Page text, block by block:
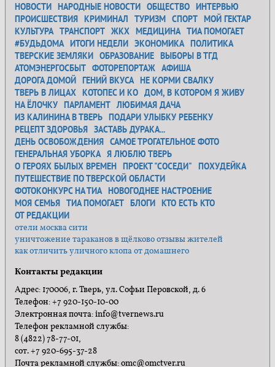
НОВОСТИ НАРОДНЫЕ НОВОСТИ ОБЩЕСТВО ИНТЕРВЬЮ
ПРОИСШЕСТВИЯ КРИМИНАЛ ТУРИЗМ СПОРТ МОЙ ГЕКТАР
КУЛЬТУРА ТРАНСПОРТ ЖКХ МЕДИЦИНА ТИА ПОМОГАЕТ
#БУДЬДОМА ИТОГИ НЕДЕЛИ ЭКОНОМИКА ПОЛИТИКА
ТВЕРСКИЕ ЗЕМЛЯКИ ОБРАЗОВАНИЕ ВЫБОРЫ В ТГД
АТОМЭНЕРГОСБЫТ ФОТОРЕПОРТАЖ АФИША
ДОРОГА ДОМОЙ ГЕНИЙ ВКУСА НЕ КОРМИ СВАЛКУ
ТВЕРЬ В ЛИЦАХ КОТОПЕС И КО ДОМ, В КОТОРОМ Я ЖИВУ
НА ЁЛОЧКУ ПАРЛАМЕНТ ЛЮБИМАЯ ДАЧА
ИЗ КАЛИНИНА В ТВЕРЬ ПОДАРИ УЛЫБКУ РЕБЕНКУ
РЕЦЕПТ ЗДОРОВЬЯ ЗАСТАВЬ ДУРАКА...
ДЕНЬ ОСВОБОЖДЕНИЯ САМОЕ ТРОГАТЕЛЬНОЕ ФОТО
ГЕНЕРАЛЬНАЯ УБОРКА Я ЛЮБЛЮ ТВЕРЬ
О ГЕРОЯХ БЫЛЫХ ВРЕМЕН ПРОЕКТ "СОСЕДИ"
ПОХУДЕЙКА
ПУТЕШЕСТВИЕ ПО ТВЕРСКОЙ ОБЛАСТИ
ФОТОКОНКУРС НА ТИА НОВОГОДНЕЕ НАСТРОЕНИЕ
МОЯ СЕМЬЯ ТИА ПОМОГАЕТ БЛОГИ КТО ЕСТЬ КТО
ОТ РЕДАКЦИИ
отели москва сити
уничтожение тараканов в щёлково отзывы жителей
как отличить уличного клопа от домашнего
Контакты редакции
Адрес: 170006, г. Тверь, ул. Софьи Перовской, д. 6
Телефон: +7 920-150-10-00
Электронная почта: info@tvernews.ru
Телефон рекламной службы:
8 (4822) 78-77-01,
сот. +7 920-695-37-28
Почта рекламной службы: omc@omctver.ru